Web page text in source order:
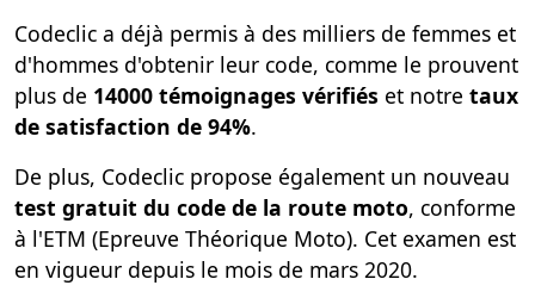
Codeclic a déjà permis à des milliers de femmes et
d'hommes d'obtenir leur code, comme le prouvent
plus de 14000 témoignages vérifiés et notre taux
de satisfaction de 94%.
De plus, Codeclic propose également un nouveau
test gratuit du code de la route moto, conforme
à l'ETM (Epreuve Théorique Moto). Cet examen est
en vigueur depuis le mois de mars 2020.